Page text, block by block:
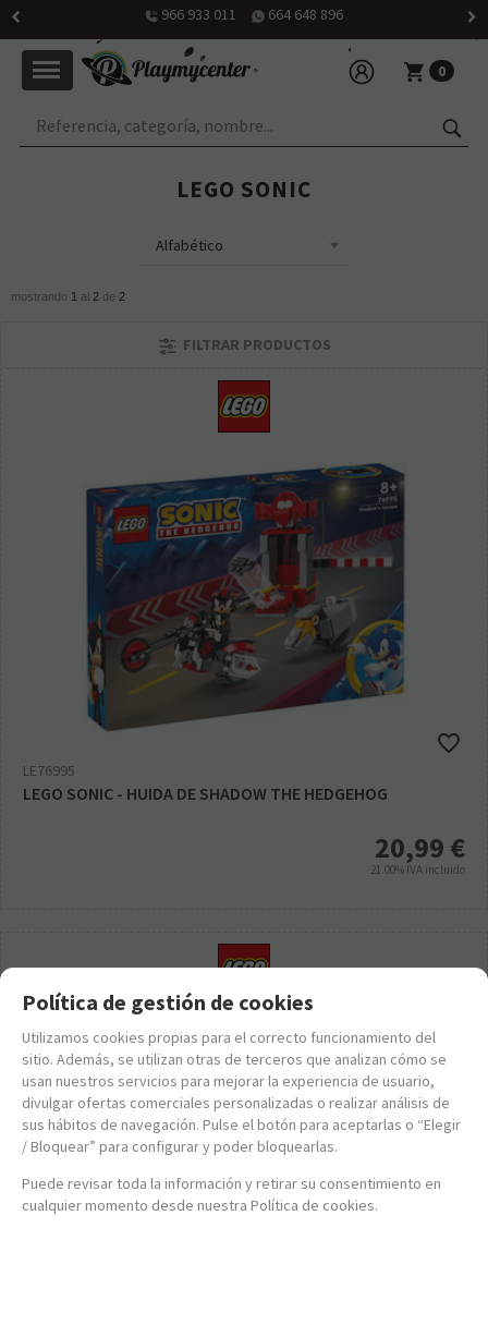
966 933 011 664 648 896
0
LEGO SONIC
mostrando 1 al 2 de 2
FILTRAR PRODUCTOS
LE76995
LEGO SONIC - HUIDA DE SHADOW THE HEDGEHOG
20,99 €
21.00% IVA incluido
Política de gestión de cookies
Utilizamos cookies propias para el correcto funcionamiento del
sitio. Además, se utilizan otras de terceros que analizan cómo se
usan nuestros servicios para mejorar la experiencia de usuario,
divulgar ofertas comerciales personalizadas o realizar análisis de
sus hábitos de navegación. Pulse el botón para aceptarlas o “Elegir
/ Bloquear” para configurar y poder bloquearlas.
Puede revisar toda la información y retirar su consentimiento en
cualquier momento desde nuestra Política de cookies.